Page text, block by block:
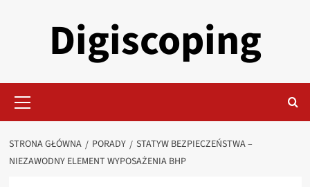
Digiscoping
główne
STRONA GŁÓWNA PORADY
STATYW BEZPIECZEŃSTWA –
NIEZAWODNY ELEMENT WYPOSAŻENIA BHP